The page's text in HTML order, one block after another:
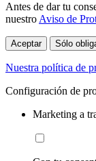
Antes de dar tu
nuestro Aviso de
Aceptar Sólo
Nuestra política de
Configuración de
Marketing a